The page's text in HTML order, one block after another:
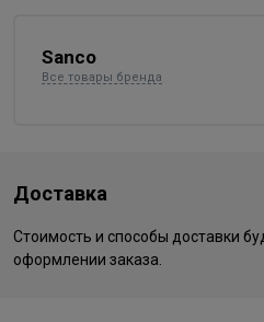
Sanco
Все товары бренда
Доставка
Стоимость и способы доставки
оформлении заказа.